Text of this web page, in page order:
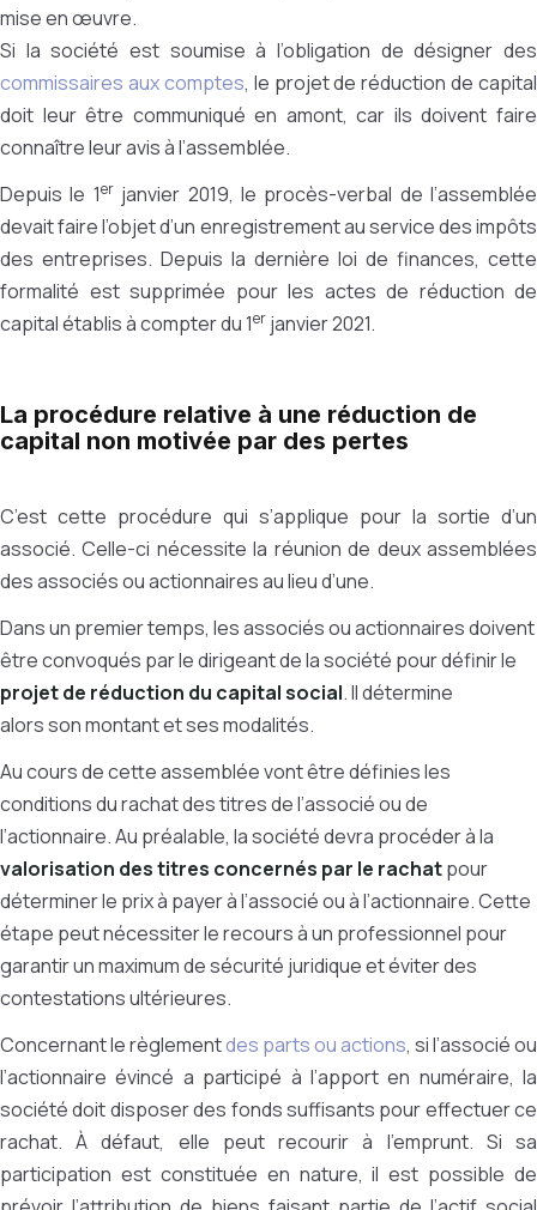
mise en œuvre.
Si la société est soumise à l’obligation de désigner des
commissaires aux comptes, le projet de réduction de capital
doit leur être communiqué en amont, car ils doivent faire
connaître leur avis à l’assemblée.
Depuis le 1erjanvier 2019, le procès-verbal de l’assemblée
devait faire l’objet d’un enregistrement au service des impôts
des entreprises. Depuis la dernière loi de finances, cette
formalité est supprimée pour les actes de réduction de
capital établis à compter du 1er janvier 2021.
La procédure relative à une réduction de
capital non motivée par des pertes
C’est cette procédure qui s’applique pour la sortie d’un
associé. Celle-ci nécessite la réunion de deux assemblées
des associés ou actionnaires au lieu d’une.
Dans un premier temps, les associés ou actionnaires doivent
être convoqués par le dirigeant de la société pour définir le
projet de réduction du capital social. Il détermine
alors son montant et ses modalités.
Au cours de cette assemblée vont être définies les
conditions du rachat des titres de l’associé ou de
l’actionnaire. Au préalable, la société devra procéder à la
valorisation des titres concernés par le rachatpour
déterminer le prix à payer à l’associé ou à l’actionnaire. Cette
étape peut nécessiter le recours à un professionnel pour
garantir un maximum de sécurité juridique et éviter des
contestations ultérieures.
Concernant le règlementdes parts ou actions, si l’associé ou
l’actionnaire évincé a participé à l’apport en numéraire, la
société doit disposer des fonds suffisants pour effectuer ce
rachat. À défaut, elle peut recourir à l’emprunt. Si sa
participation est constituée en nature, il est possible de